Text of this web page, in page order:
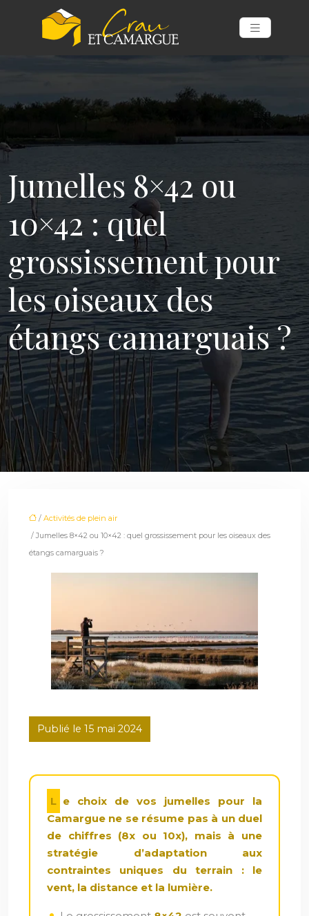
Jumelles 8×42 ou
10×42 : quel
grossissement pour
les oiseaux des
étangs camarguais ?
/ Activités de plein air
/ Jumelles 8×42 ou 10×42 : quel grossissement pour les oiseaux des
étangs camarguais ?
Publié le 15 mai 2024
Le choix de vos jumelles pour la
Camargue ne se résume pas à un duel
de chiffres (8x ou 10x), mais à une
stratégie d’adaptation aux
contraintes uniques du terrain : le
vent, la distance et la lumière.